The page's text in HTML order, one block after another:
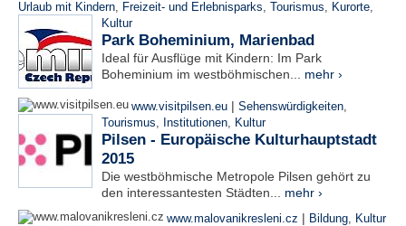
Urlaub mit Kindern, Freizeit- und Erlebnisparks, Tourismus, Kurorte,
Kultur
Park Boheminium, Marienbad
Ideal für Ausflüge mit Kindern: Im Park
Boheminium im westböhmischen... mehr ›
www.visitpilsen.eu | Sehenswürdigkeiten,
Tourismus, Institutionen, Kultur
Pilsen - Europäische Kulturhauptstadt
2015
Die westböhmische Metropole Pilsen gehört zu
den interessantesten Städten... mehr ›
www.malovanikresleni.cz | Bildung, Kultur